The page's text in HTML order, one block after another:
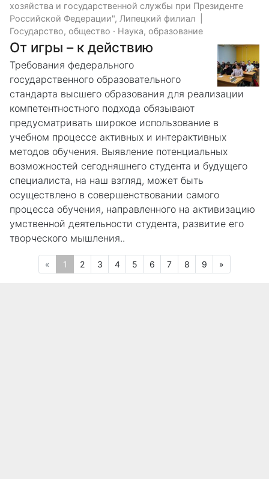
хозяйства и государственной службы при Президенте
Российской Федерации", Липецкий филиал
Государство, общество · Наука, образование
От игры – к действию
Требования федерального
государственного образовательного
стандарта высшего образования для реализации
компетентностного подхода обязывают
предусматривать широкое использование в
учебном процессе активных и интерактивных
методов обучения. Выявление потенциальных
возможностей сегодняшнего студента и будущего
специалиста, на наш взгляд, может быть
осуществлено в совершенствовании самого
процесса обучения, направленного на активизацию
умственной деятельности студента, развитие его
творческого мышления..
« Предыдущая
1 (текущая)
2 3 4 5 6 7 8 9 »